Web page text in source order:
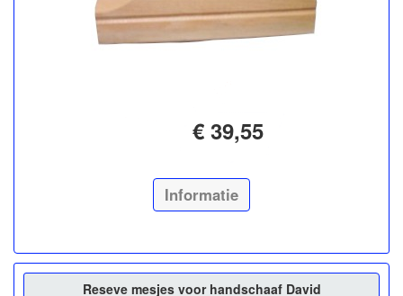
€ 39,55
Informatie
Reseve mesjes voor handschaaf David